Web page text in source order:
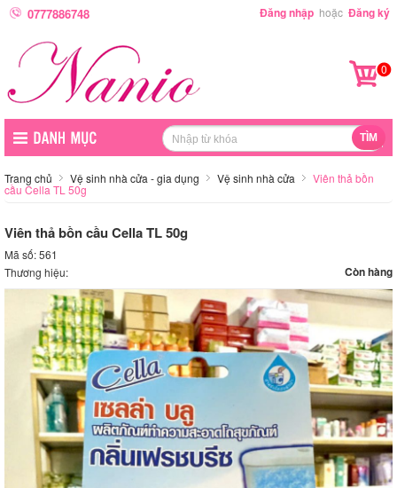
0777886748 Đăng nhập hoặc Đăng ký
0
Trang chủ Vệ sinh nhà cửa - gia dụng Vệ sinh nhà cửa Viên thả bồn
cầu Cella TL 50g
Viên thả bồn cầu Cella TL 50g
Mã số: 561
Thương hiệu:
Còn hàng